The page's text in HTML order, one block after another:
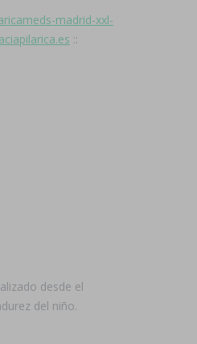
madrid-xxl-
::
desde el
del niño.